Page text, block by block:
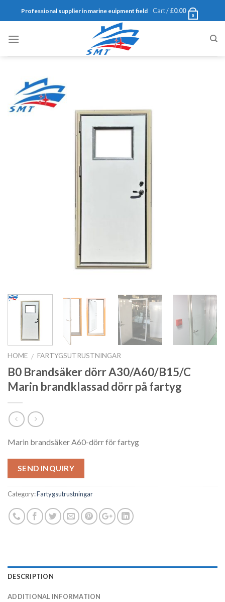
Professional supplier in marine euipment field Cart /£0.00
0
HOME / FARTYGSUTRUSTNINGAR
B0 Brandsäker dörr A30/A60/B15/C
Marin brandklassad dörr på fartyg
Marin brandsäker A60-dörr för fartyg
SEND INQUIRY
Category:Fartygsutrustningar
DESCRIPTION
ADDITIONAL INFORMATION